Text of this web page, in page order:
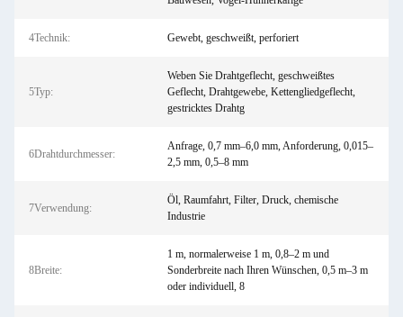
4Technik: Gewebt, geschweißt, perforiert
5Typ:
Weben Sie Drahtgeflecht, geschweißtes
Geflecht, Drahtgewebe, Kettengliedgeflecht,
gestricktes Drahtg
6Drahtdurchmesser:
Anfrage, 0,7 mm–6,0 mm, Anforderung, 0,015–
2,5 mm, 0,5–8 mm
7Verwendung:
Öl, Raumfahrt, Filter, Druck, chemische
Industrie
8Breite:
1 m, normalerweise 1 m, 0,8–2 m und
Sonderbreite nach Ihren Wünschen, 0,5 m–3 m
oder individuell, 8